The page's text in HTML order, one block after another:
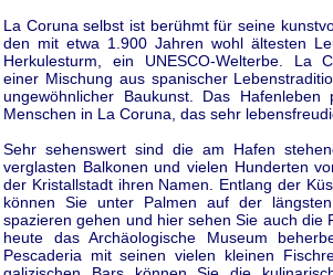
La Coruna selbst ist berühmt für seine
den mit etwa 1.900 Jahren wohl ältesten
Herkulesturm, ein UNESCO-Welterbe. La
einer Mischung aus spanischer
ungewöhnlicher Baukunst. Das
Menschen in La Coruna, das sehr
Sehr sehenswert sind die am Hafen
verglasten Balkonen und vielen Hunderten
der Kristallstadt ihren Namen. Entlang der
können Sie unter Palmen auf der
spazieren gehen und hier sehen Sie auch die
heute das Archäologische Museum
Pescaderia mit seinen vielen kleinen